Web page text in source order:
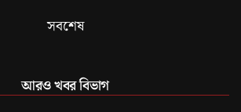
সবশেষ
আরও খবর বিভাগ